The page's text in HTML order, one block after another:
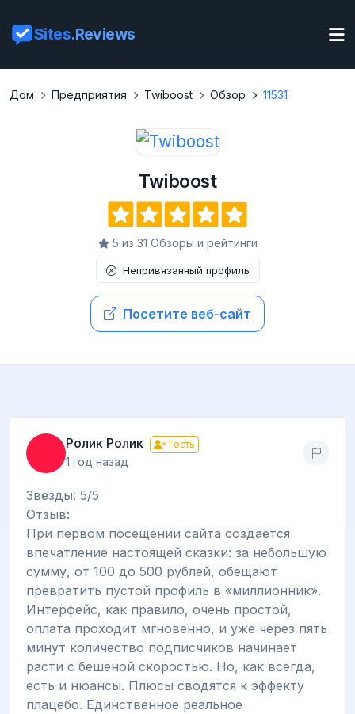
Sites.Reviews
Дом Предприятия Twiboost Обзор 11531
Twiboost
5 из 31 Обзоры и рейтинги
Непривязанный профиль
Посетите веб-сайт
Ролик Ролик Гость
1 год назад
Звёзды: 5/5
Отзыв:
При первом посещении сайта создаётся
впечатление настоящей сказки: за небольшую
сумму, от 100 до 500 рублей, обещают
превратить пустой профиль в «миллионник».
Интерфейс, как правило, очень простой,
оплата проходит мгновенно, и уже через пять
минут количество подписчиков начинает
расти с бешеной скоростью. Но, как всегда,
есть и нюансы. Плюсы сводятся к эффекту
плацебо. Единственное реальное